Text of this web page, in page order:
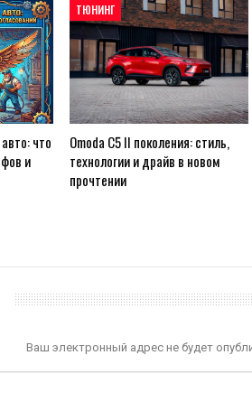
что
и
ТЮНИНГ
Omoda C5 II поколения: стиль,
технологии и драйв в новом
прочтении
Ваш электронный адрес не будет